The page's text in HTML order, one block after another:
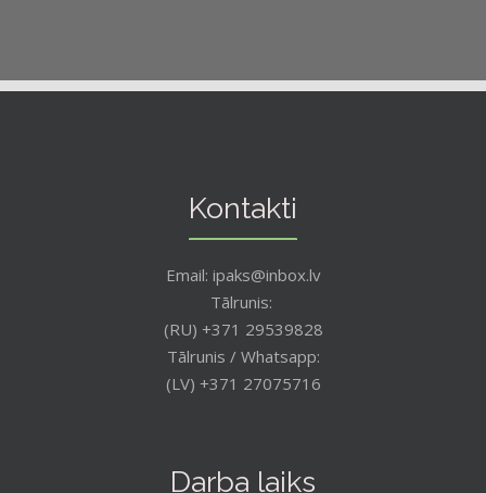
Kontakti
Email: ipaks@inbox.lv
Tālrunis:
(RU) +371 29539828
Tālrunis / Whatsapp:
(LV) +371 27075716
Darba laiks